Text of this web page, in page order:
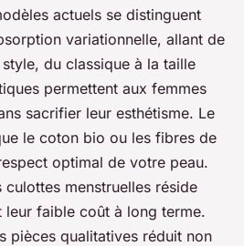
actuels se distinguent
variationnelle, allant de
du classique à la taille
permettent aux femmes
sacrifier leur esthétisme. Le
le coton bio ou les fibres de
optimal de votre peau.
menstruelles réside
leur faible coût à long terme.
pièces qualitatives réduit non